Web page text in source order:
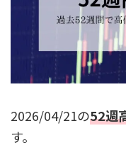
2026/04/21の52週
す。